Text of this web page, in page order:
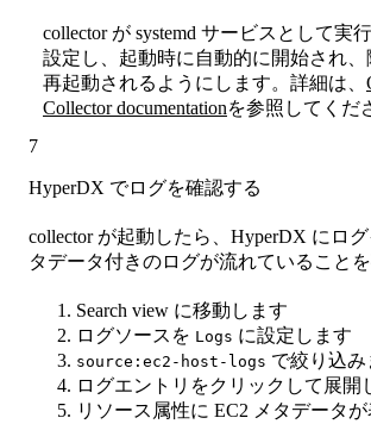
collector が systemd サービスとして実
設定し、起動時に自動的に開始され、
再起動されるようにします。詳細は、
Collector documentationを参照してくだ
7
HyperDX でログを確認する
collector が起動したら、HyperDX にロ
タデータ付きのログが流れていることを
Search view に移動します
ログソースを Logs に設定します
source:ec2-host-logs で絞り込み
ログエントリをクリックして展開
リソース属性に EC2 メタデータ